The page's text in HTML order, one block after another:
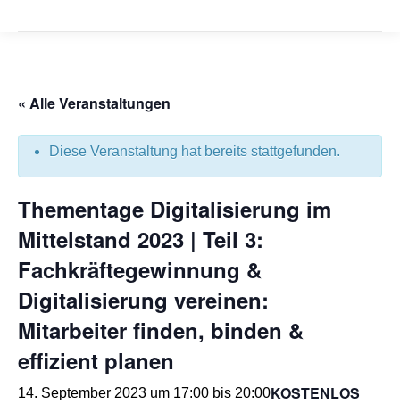
« Alle Veranstaltungen
Diese Veranstaltung hat bereits stattgefunden.
Thementage Digitalisierung im
Mittelstand 2023 | Teil 3:
Fachkräftegewinnung &
Digitalisierung vereinen:
Mitarbeiter finden, binden &
effizient planen
14. September 2023 um 17:00 bis 20:00KOSTENLOS